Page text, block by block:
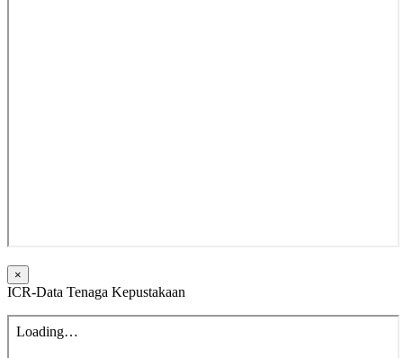
×
ICR-Data Tenaga Kepustakaan